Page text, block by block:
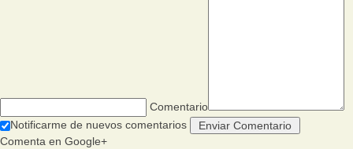
Comentario
Notificarme de nuevos comentarios
Comenta en Google+